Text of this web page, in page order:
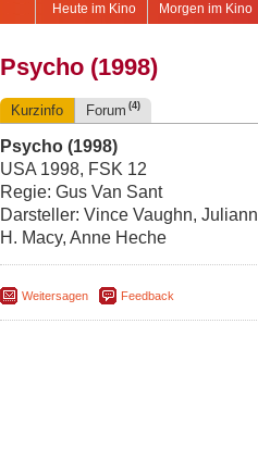
Morgen im Kino
Heute im Kino
Psycho (1998)
Kurzinfo Forum (4)
Psycho (1998)
USA 1998, FSK 12
Regie: Gus Van Sant
Darsteller: Vince Vaughn,
H. Macy, Anne Heche
Weitersagen Feedback